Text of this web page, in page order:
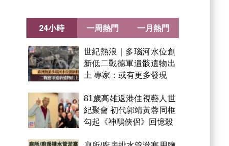
24小時
世紀熱浪｜多瑙河水位創
新低二戰德軍遺骸遺物出
土 專家：或有更多發現
81歲高雄返港佳視藝人世
紀聚會 初代郭靖黃蓉同框
勾起《神鵰俠侶》回憶殺
一周熱門 一月熱門